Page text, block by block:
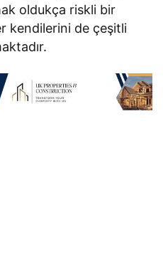
oldukça riskli bir
kendilerini de çeşitli